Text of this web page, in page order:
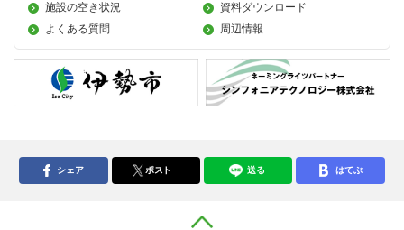
施設の空き状況
資料ダウンロード
よくある質問
周辺情報
シェア ポスト 送る はてぶ